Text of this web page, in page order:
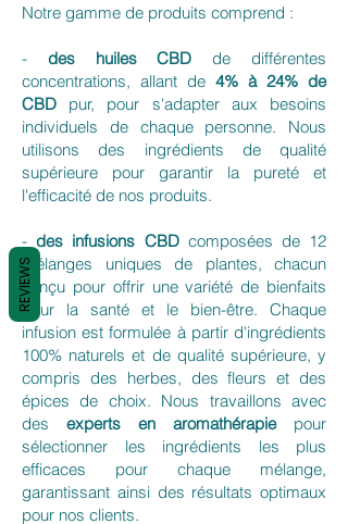
Notre gamme de produits comprend :
- des huiles CBDde différentes
concentrations, allant de 4% à 24% de
CBD pur, pour s'adapter aux besoins
individuels de chaque personne. Nous
utilisons des ingrédients de qualité
supérieure pour garantir la pureté et
l'efficacité de nos produits.
-des infusions CBDcomposées de 12
mélanges uniques de plantes, chacun
conçu pour offrir une variété de bienfaits
pour la santé et le bien-être. Chaque
infusion est formulée à partir d'ingrédients
100% naturels et de qualité supérieure, y
compris des herbes, des fleurs et des
épices de choix. Nous travaillons avec
des experts en aromathérapiepour
sélectionner les ingrédients les plus
efficaces pour chaque mélange,
garantissant ainsi des résultats optimaux
pour nos clients.
REVIEWS